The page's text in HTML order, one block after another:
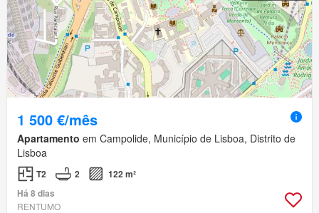
1 500 €/mês
Apartamento em Campolide, Município de Lisboa, Distrito de
Lisboa
T2 2
122 m²
Há 8 dias
RENTUMO